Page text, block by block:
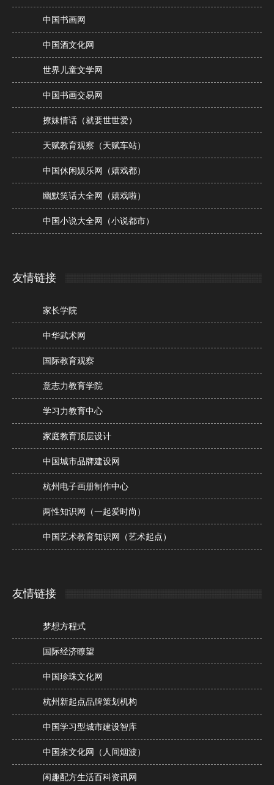
中国书画网
中国酒文化网
世界儿童文学网
中国书画交易网
撩妹情话（就要世世爱）
天赋教育观察（天赋车站）
中国休闲娱乐网（嬉戏都）
幽默笑话大全网（嬉戏啦）
中国小说大全网（小说都市）
友情链接
家长学院
中华武术网
国际教育观察
意志力教育学院
学习力教育中心
家庭教育顶层设计
中国城市品牌建设网
杭州电子画册制作中心
两性知识网（一起爱时尚）
中国艺术教育知识网（艺术起点）
友情链接
梦想方程式
国际经济瞭望
中国珍珠文化网
杭州新起点品牌策划机构
中国学习型城市建设智库
中国茶文化网（人间烟波）
闲趣配方生活百科资讯网